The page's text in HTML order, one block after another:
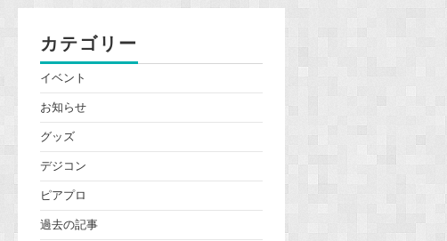
カテゴリー
イベント
お知らせ
グッズ
デジコン
ピアプロ
過去の記事